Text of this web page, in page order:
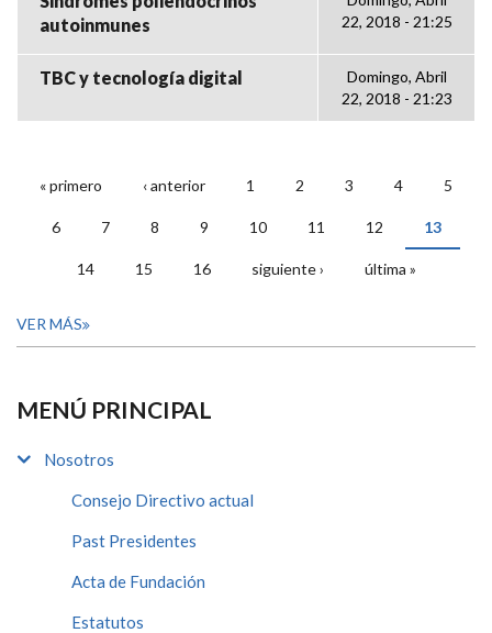
autoinmunes
22, 2018 - 21:25
TBC y tecnología digital
Domingo, Abril
22, 2018 - 21:23
PÁGINAS
« primero ‹ anterior 1 2 3 4 5
6 7 8 9 10 11 12 13
14 15 16 siguiente › última »
VER MÁS
MENÚ PRINCIPAL
Nosotros
Consejo Directivo actual
Past Presidentes
Acta de Fundación
Estatutos